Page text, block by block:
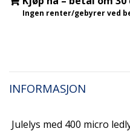
Ingen renter/gebyrer ved
INFORMASJON
Julelys med 400 micro